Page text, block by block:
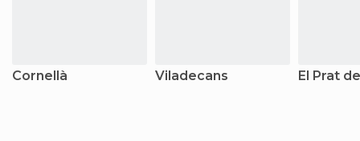
Cornellà Viladecans El Prat